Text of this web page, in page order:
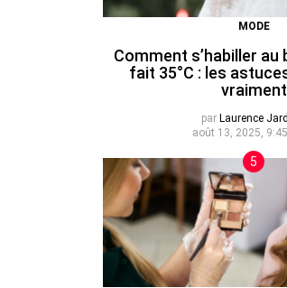
MODE
Comment s’habiller au
fait 35°C : les
vraiment
par Laurence
août 13, 2025,